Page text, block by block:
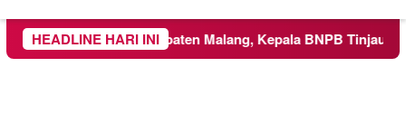
HEADLINE HARI INI
Kabupaten Malang, Kepala BNPB Tinjau Langsung Lokasi